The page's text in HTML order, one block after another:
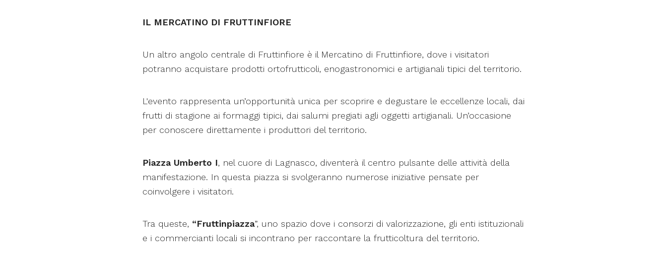
IL MERCATINO DI FRUTTINFIORE
Un altro angolo centrale di Fruttinfiore è il Mercatino di Fruttinfiore, dove i visitatori
potranno acquistare prodotti ortofrutticoli, enogastronomici e artigianali tipici del territorio.
L'evento rappresenta un’opportunità unica per scoprire e degustare le eccellenze locali, dai
frutti di stagione ai formaggi tipici, dai salumi pregiati agli oggetti artigianali. Un’occasione
per conoscere direttamente i produttori del territorio.
Piazza Umberto I, nel cuore di Lagnasco, diventerà il centro pulsante delle attività della
manifestazione. In questa piazza si svolgeranno numerose iniziative pensate per
coinvolgere i visitatori.
Tra queste, “Fruttinpiazza”, uno spazio dove i consorzi di valorizzazione, gli enti istituzionali
e i commercianti locali si incontrano per raccontare la frutticoltura del territorio.